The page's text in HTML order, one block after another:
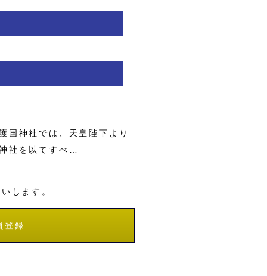
国神社では、天皇陛下より
社を以てすべ…
します。
登録